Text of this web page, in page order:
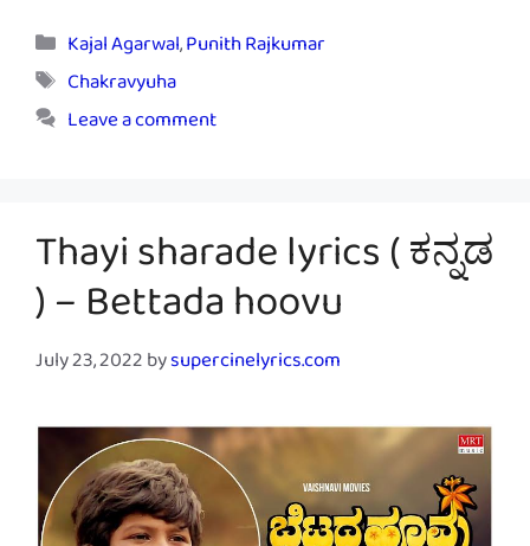
Categories
Kajal Agarwal,Punith Rajkumar
Tags
Chakravyuha
Leave a comment
Thayi sharade lyrics ( ಕನ್ನಡ
) – Bettada hoovu
July 23, 2022bysupercinelyrics.com